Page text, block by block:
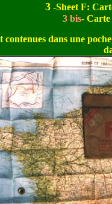
3-Sheet F:
3 bis- Carte
contenues dans une